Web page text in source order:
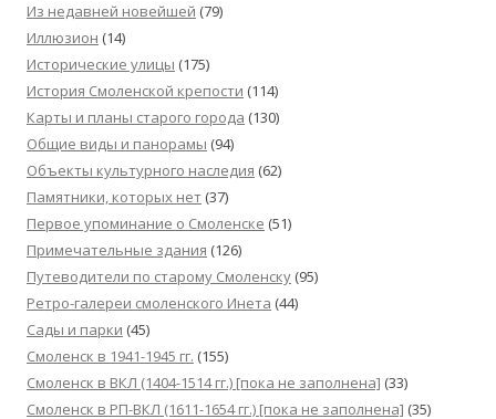
Из недавней новейшей (79)
Иллюзион (14)
Исторические улицы (175)
История Смоленской крепости (114)
Карты и планы старого города (130)
Общие виды и панорамы (94)
Объекты культурного наследия (62)
Памятники, которых нет (37)
Первое упоминание о Смоленске (51)
Примечательные здания (126)
Путеводители по старому Смоленску (95)
Ретро-галереи смоленского Инета (44)
Сады и парки (45)
Смоленск в 1941-1945 гг. (155)
Смоленск в ВКЛ (1404-1514 гг.) [пока не заполнена] (33)
Смоленск в РП-ВКЛ (1611-1654 гг.) [пока не заполнена] (35)